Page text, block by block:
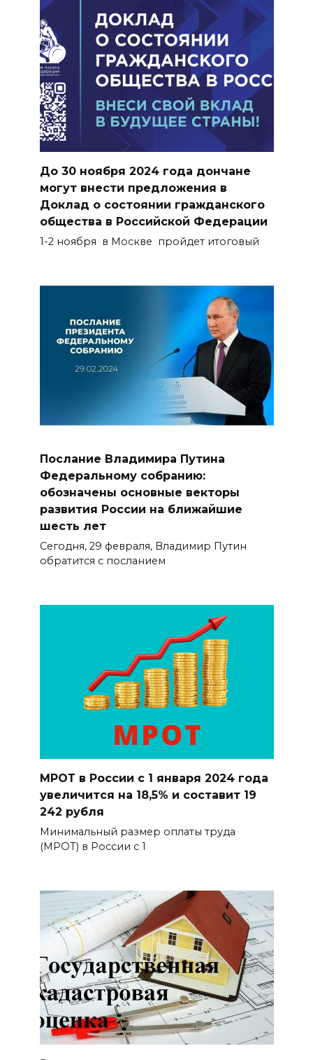
До 30 ноября 2024 года дончане
могут внести предложения в
Доклад о состоянии гражданского
общества в Российской Федерации
1-2 ноября в Москве пройдет итоговый
Послание Владимира Путина
Федеральному собранию:
обозначены основные векторы
развития России на ближайшие
шесть лет
Сегодня, 29 февраля, Владимир Путин
обратится с посланием
МРОТ в России с 1 января 2024 года
увеличится на 18,5% и составит 19
242 рубля
Минимальный размер оплаты труда
(МРОТ) в России с 1